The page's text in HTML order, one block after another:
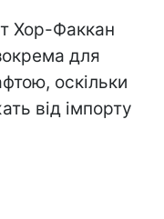
Хор-Факкан
для
оскільки
від імпорту